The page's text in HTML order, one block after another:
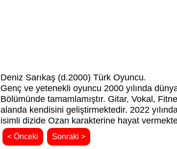
Deniz Sarıkaş (d.2000) Türk Oyuncu.
Genç ve yetenekli oyuncu 2000 yılında
Bölümünde tamamlamıştır. Gitar, Vokal,
alanda kendisini geliştirmektedir. 2022
isimli dizide Ozan karakterine hayat
< Önceki Sonraki >